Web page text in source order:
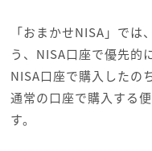
「おまかせNISA」で
う、NISA口座で優先的
NISA口座で購入したの
通常の口座で購入する
す。